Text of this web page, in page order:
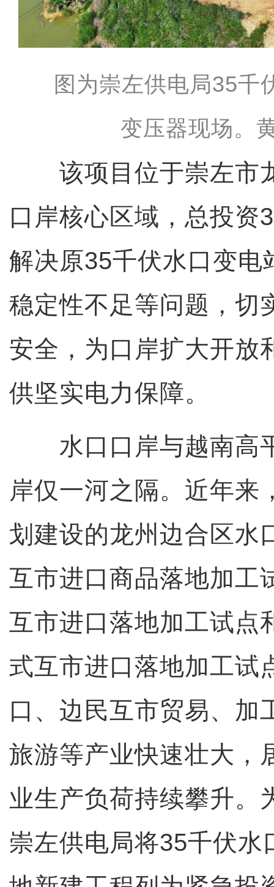
图为崇左供电局35千
变压器现场。
该项目位于崇左市
口岸核心区域，总投资
解决原35千伏水口变电
稳定性不足等问题，切
安全，为口岸扩大开放
供坚实电力保障。
水口口岸与越南高
岸仅一河之隔。近年来
划建设的龙州边合区水
互市进口商品落地加工
互市进口落地加工试点
式互市进口落地加工试
口、边民互市贸易、加
旅游等产业快速壮大，
业生产负荷持续攀升。
崇左供电局将35千伏水